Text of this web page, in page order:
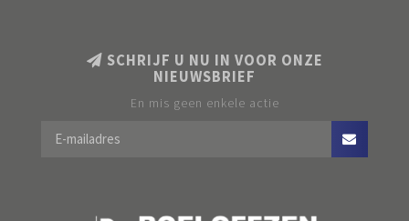
SCHRIJF U NU IN VOOR ONZE
NIEUWSBRIEF
En mis geen enkele actie